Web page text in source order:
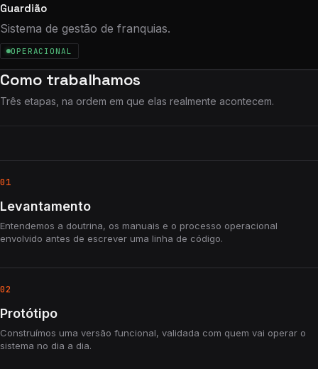
Guardião
Sistema de gestão de franquias.
OPERACIONAL
Como trabalhamos
Três etapas, na ordem em que elas realmente acontecem.
01
Levantamento
Entendemos a doutrina, os manuais e o processo operacional
envolvido antes de escrever uma linha de código.
02
Protótipo
Construímos uma versão funcional, validada com quem vai operar o
sistema no dia a dia.